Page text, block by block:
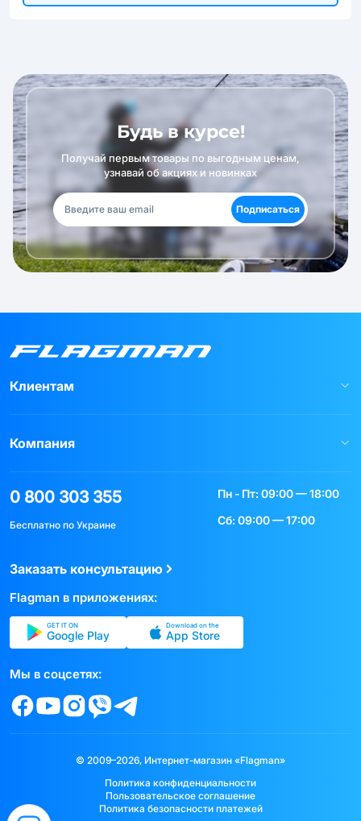
Будь в курсе!
Получай первым товары по выгодным ценам,
узнавай об акциях и новинках
Подписаться
Клиентам
Компания
0 800 303 355
Бесплатно по Украине
Пн - Пт: 09:00 — 18:00
Сб: 09:00 — 17:00
Заказать консультацию
Flagman в приложениях:
GET IT ON
Google Play
Download on the
App Store
Мы в соцсетях:
© 2009–2026, Интернет-магазин «Flagman»
Политика конфиденциальности
Пользовательское соглашение
Политика безопасности платежей